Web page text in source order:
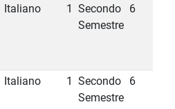
Italiano 1
Secondo
Semestre
6
Italiano 1
Secondo
Semestre
6